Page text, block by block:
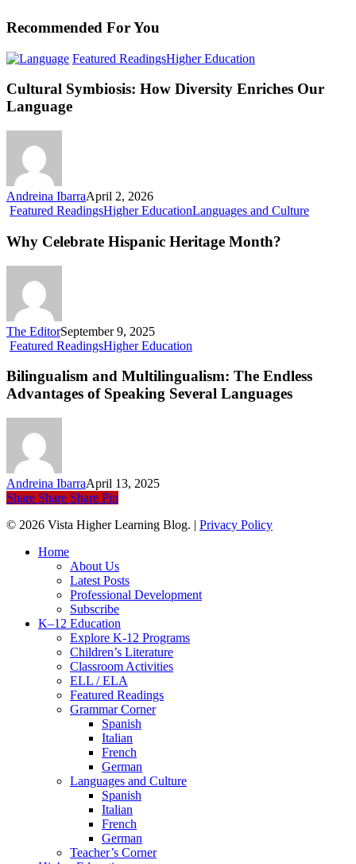
Recommended For You
Featured ReadingsHigher Education
How
Cultural Symbiosis: How Diversity Enriches Our
Language
Andreina IbarraApril 2, 2026
Featured ReadingsHigher EducationLanguages and CultureWhy
Why Celebrate Hispanic Heritage Month?
The EditorSeptember 9, 2025
Featured ReadingsHigher Education
Multilingualism:
Endless
Bilingualism and Multilingualism: The Endless
Advantages of Speaking Several Languages
Andreina IbarraApril 13, 2025
Share Share Share Pin
© 2026 Vista Higher Learning Blog. | Privacy Policy
Close
Home
About Us
Latest Posts
Professional Development
Subscribe
K–12 Education
Explore K-12 Programs
Children’s Literature
Classroom Activities
ELL / ELA
Featured Readings
Grammar Corner
Spanish
Italian
French
German
Languages and Culture
Spanish
Italian
French
German
Teacher’s Corner